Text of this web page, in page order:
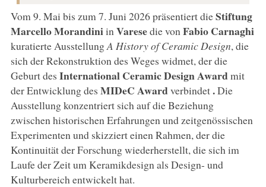
Vom 9. Mai bis zum 7. Juni 2026 präsentiert dieStiftung
Marcello Morandiniin Varesedie von FabioCarnaghi
kuratierte AusstellungA History of Ceramic Design, die
sich der Rekonstruktion des Weges widmet, der die
Geburt des International Ceramic Design Awardmit
der Entwicklung des MIDeC Awardverbindet.Die
Ausstellung konzentriert sich auf die Beziehung
zwischen historischen Erfahrungen und zeitgenössischen
Experimenten und skizziert einen Rahmen, der die
Kontinuität der Forschung wiederherstellt, die sich im
Laufe der Zeit um Keramikdesign als Design- und
Kulturbereich entwickelt hat.